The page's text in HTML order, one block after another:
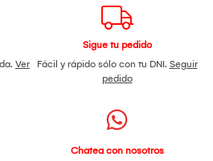
Ver
Sigue tu pedido
Fácil y rápido sólo con tu DNI. Seguir
pedido
Chatea con nosotros